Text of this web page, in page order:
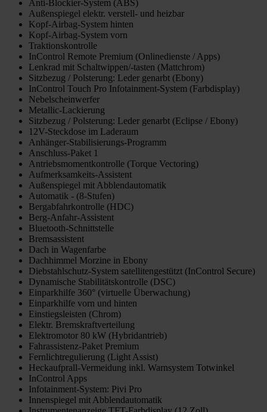
Anti-Blockier-System (ABS)
Außenspiegel elektr. verstell- und heizbar
Kopf-Airbag-System hinten
Kopf-Airbag-System vorn
Traktionskontrolle
InControl Remote Premium (Onlinedienste / Apps)
Lenkrad mit Schaltwippen/-tasten (Mattchrom)
Sitzbezug / Polsterung: Leder genarbt (Ebony)
InControl Touch Pro Infotainment-System (Farbdisplay)
Nebelscheinwerfer
Metallic-Lackierung
Sitzbezug / Polsterung: Leder genarbt (Eclipse / Ebony)
12V-Steckdose im Laderaum
Anhänger-Stabilisierungs-Programm
Anschluss-Paket 1
Antriebsmomentkontrolle (Torque Vectoring)
Aufmerksamkeits-Assistent
Außenspiegel mit Abblendautomatik
Automatik - (8-Stufen)
Bergabfahrkontrolle (HDC)
Berg-Anfahr-Assistent
Bluetooth-Schnittstelle
Bremsassistent
Dach in Wagenfarbe
Dachhimmel Morzine in Ebony
Diebstahlschutz-System satellitengestützt (InControl Secure)
Dynamische Stabilitätskontrolle (DSC)
Einparkhilfe 360° (virtuelle Überwachung)
Einparkhilfe vorn und hinten
Einstiegsleisten (Chrom)
Elektr. Bremskraftverteilung
Elektromotor 80 kW (Hybridantrieb)
Fahrassistenz-Paket Premium
Fernlichtregulierung (Light Assist)
Heckaufprall-Vermeidung inkl. Warnsystem Totwinkel
InControl Apps
Infotainment-System: Pivi Pro
Innenspiegel mit Abblendautomatik